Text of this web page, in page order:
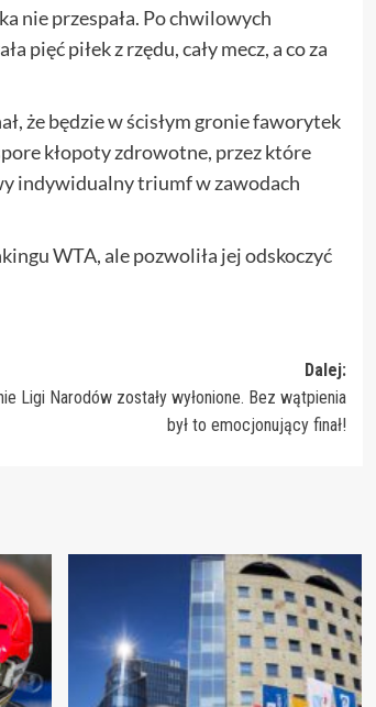
nie przespała. Po chwilowych
pięć piłek z rzędu, cały mecz, a co za
że będzie w ścisłym gronie faworytek
kłopoty zdrowotne, przez które
indywidualny triumf w zawodach
WTA, ale pozwoliła jej odskoczyć
Dalej:
Ligi Narodów zostały wyłonione. Bez wątpienia
był to emocjonujący finał!